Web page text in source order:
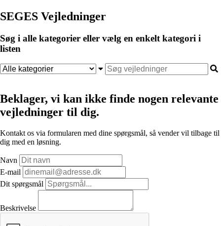
SEGES Vejledninger
Søg i alle kategorier eller vælg en enkelt kategori i
listen
Beklager, vi kan ikke finde nogen relevante
vejledninger til dig.
Kontakt os via formularen med dine spørgsmål, så vender vil tilbage til
dig med en løsning.
Navn
E-mail
Dit spørgsmål
Beskrivelse